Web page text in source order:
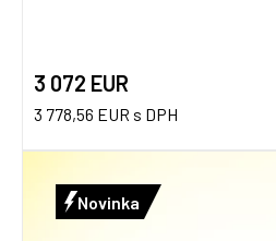
3 072 EUR
3 778,56 EUR s DPH
Novinka